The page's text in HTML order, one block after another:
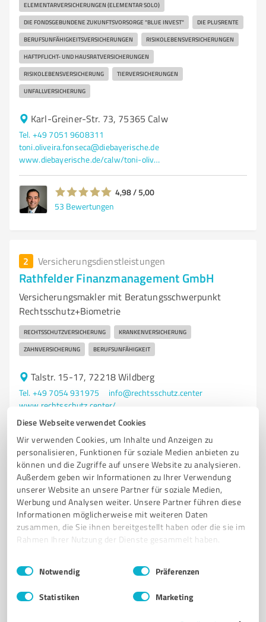
Diese Webseite verwendet Cookies
Wir verwenden Cookies, um Inhalte und Anzeigen zu
personalisieren, Funktionen für soziale Medien anbieten zu
können und die Zugriffe auf unsere Website zu analysieren.
Außerdem geben wir Informationen zu Ihrer Verwendung
unserer Website an unsere Partner für soziale Medien,
Werbung und Analysen weiter. Unsere Partner führen diese
Informationen möglicherweise mit weiteren Daten
zusammen, die Sie ihnen bereitgestellt haben oder die sie im
Rahmen Ihrer Nutzung der Dienste gesammelt haben.
Impressum Datenschutzbestimmungen
Einwilligungsauswahl
Notwendig Präferenzen
Statistiken Marketing
ELEMENTARVERSICHERUNGEN (ELEMENTAR SOLO)
DIE FONDSGEBUNDENE ZUKUNFTSVORSORGE "BLUE INVEST" DIE PLUSRENTE
BERUFSUNFÄHIGKEITSVERSICHERUNGEN RISIKOLEBENSVERSICHERUNGEN
HAFTPFLICHT- UND HAUSRATVERSICHERUNGEN
RISIKOLEBENSVERSICHERUNG TIERVERSICHERUNGEN
UNFALLVERSICHERUNG
Karl-Greiner-Str. 73, 75365 Calw
Tel. +49 7051 9608311
toni.oliveira.fonseca@diebayerische.de
www.diebayerische.de/calw/toni-oliveira-fonseca/
4,98 / 5,00
53 Bewertungen
2 Versicherungsdienstleistungen
Rathfelder Finanzmanagement GmbH
Versicherungsmakler mit Beratungsschwerpunkt
Rechtsschutz+Biometrie
RECHTSSCHUTZVERSICHERUNG KRANKENVERSICHERUNG
ZAHNVERSICHERUNG BERUFSUNFÄHIGKEIT
Talstr. 15-17, 72218 Wildberg
Tel. +49 7054 931975
info@rechtsschutz.center
www.rechtsschutz.center/
5,00 / 5,00
1Bewertung
Sie möchten auch hier gelistet werden?